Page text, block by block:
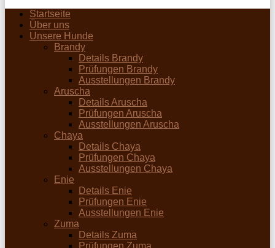
Startseite
Über uns
Unsere Hunde
Brandy
Details Brandy
Prüfungen Brandy
Ausstellungen Brandy
Aruscha
Details Aruscha
Prüfungen Aruscha
Ausstellungen Aruscha
Chaya
Details Chaya
Prüfungen Chaya
Ausstellungen Chaya
Enie
Details Enie
Prüfungen Enie
Ausstellungen Enie
Zuma
Details Zuma
Prüfungen Zuma